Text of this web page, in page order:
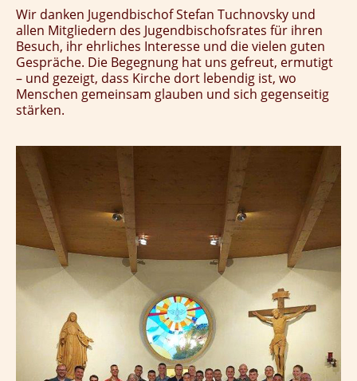
Wir danken Jugendbischof Stefan Tuchnovsky und
allen Mitgliedern des Jugendbischofsrates für ihren
Besuch, ihr ehrliches Interesse und die vielen guten
Gespräche. Die Begegnung hat uns gefreut, ermutigt
– und gezeigt, dass Kirche dort lebendig ist, wo
Menschen gemeinsam glauben und sich gegenseitig
stärken.